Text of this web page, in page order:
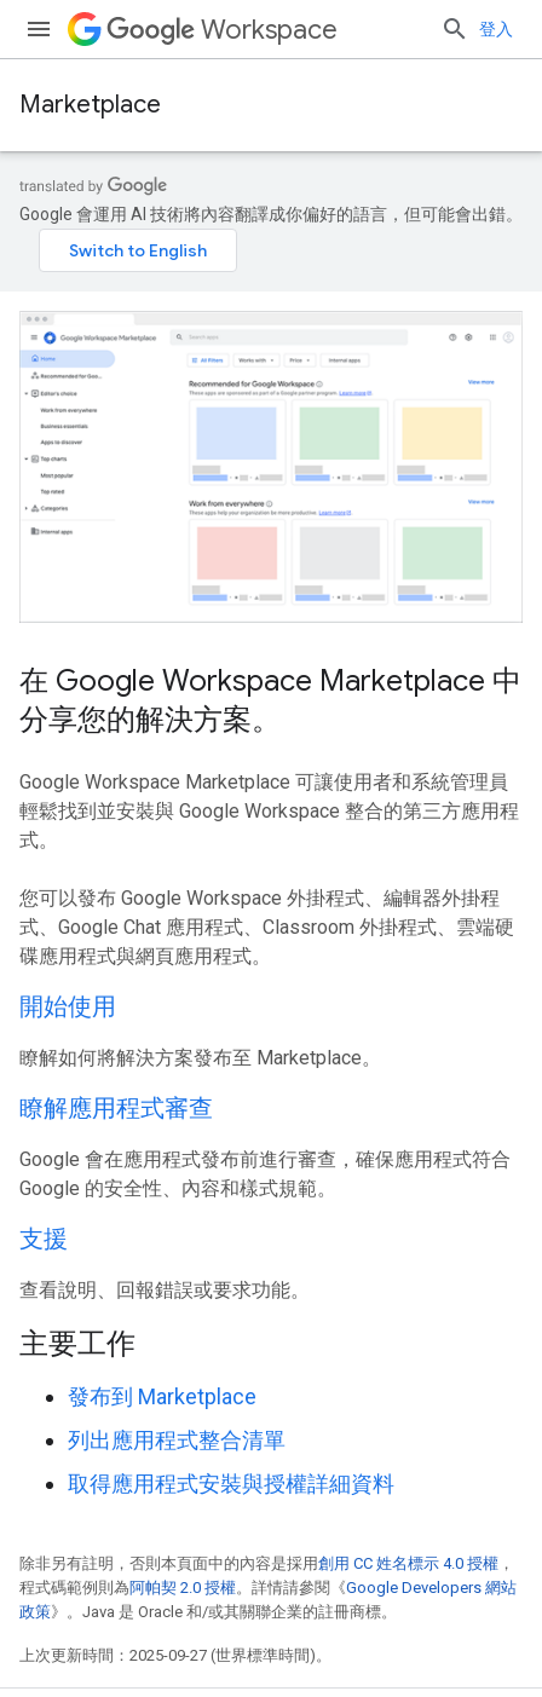
Workspace 登入
Marketplace
Google 會運用 AI 技術將內容翻譯成你偏好的語言，但可能會出錯。
在 Google Workspace Marketplace 中
分享您的解決方案。
Google Workspace Marketplace 可讓使用者和系統管理員
輕鬆找到並安裝與 Google Workspace 整合的第三方應用程
式。
您可以發布 Google Workspace 外掛程式、編輯器外掛程
式、Google Chat 應用程式、Classroom 外掛程式、雲端硬
碟應用程式與網頁應用程式。
開始使用
瞭解如何將解決方案發布至 Marketplace。
瞭解應用程式審查
Google 會在應用程式發布前進行審查，確保應用程式符合
Google 的安全性、內容和樣式規範。
支援
查看說明、回報錯誤或要求功能。
主要工作
發布到 Marketplace
列出應用程式整合清單
取得應用程式安裝與授權詳細資料
除非另有註明，否則本頁面中的內容是採用創用 CC 姓名標示 4.0 授權 ，
程式碼範例則為阿帕契 2.0 授權。詳情請參閱《Google Developers 網站
政策》。Java 是 Oracle 和/或其關聯企業的註冊商標。
上次更新時間：2025-09-27 (世界標準時間)。